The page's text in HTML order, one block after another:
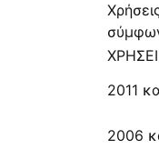
2011
2006